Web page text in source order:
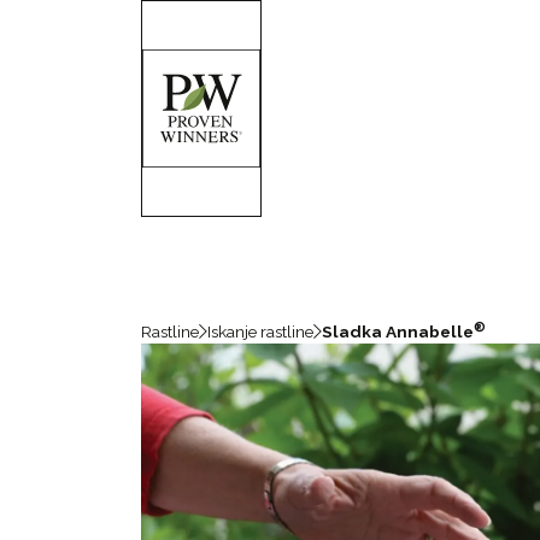
Rastline Iskanje rastline Sladka Annabelle®